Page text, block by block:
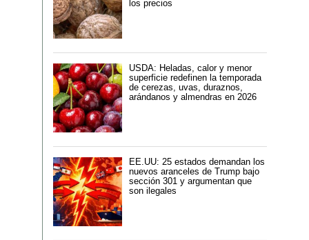
los precios
USDA: Heladas, calor y menor
superficie redefinen la temporada
de cerezas, uvas, duraznos,
arándanos y almendras en 2026
EE.UU: 25 estados demandan los
nuevos aranceles de Trump bajo
sección 301 y argumentan que
son ilegales